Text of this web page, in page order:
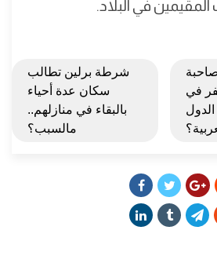
المقيمين في البلاد.
في
الدول
شرطة برلين تطالب
سكان عدة أحياء
بالبقاء في منازلهم..
مالسبب؟